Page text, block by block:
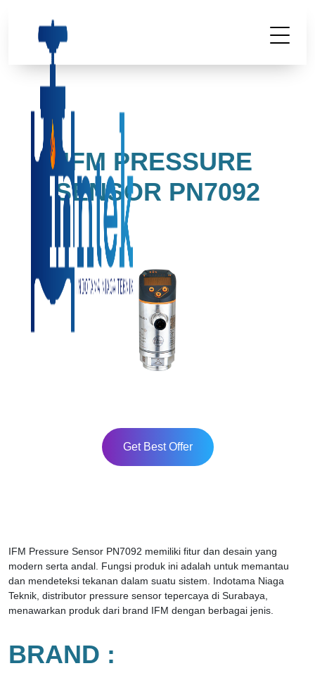
IFM PRESSURE
SENSOR PN7092
Get Best Offer
IFM Pressure Sensor PN7092 memiliki fitur dan desain yang
modern serta andal. Fungsi produk ini adalah untuk memantau
dan mendeteksi tekanan dalam suatu sistem. Indotama Niaga
Teknik, distributor pressure sensor tepercaya di Surabaya,
menawarkan produk dari brand IFM dengan berbagai jenis.
BRAND :